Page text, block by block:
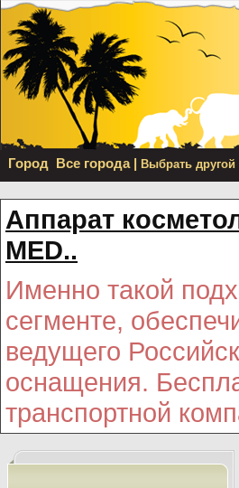
Город Все города | Выбрать другой
Аппарат
MED..
Именно такой
сегменте,
ведущего
оснащения.
транспортной